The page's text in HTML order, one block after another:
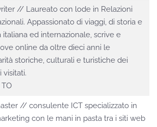
// Laureato con lode in Relazioni
Appassionato di viaggi, di storia e
italiana ed internazionale, scrive e
online da oltre dieci anni le
storiche, culturali e turistiche dei
visitati.
// consulente ICT specializzato in
con le mani in pasta tra i siti web